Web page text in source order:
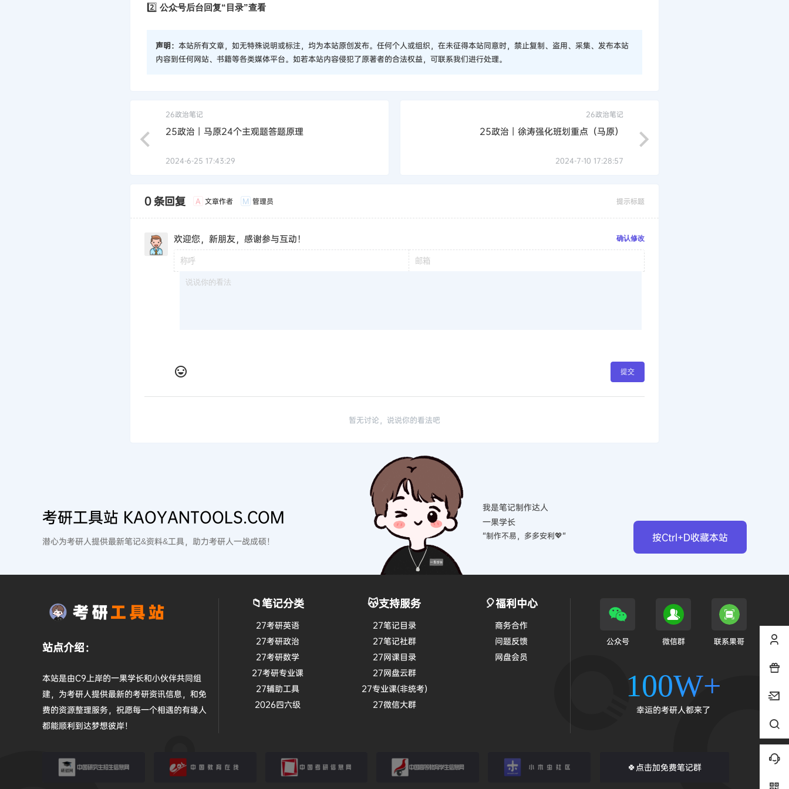
2️⃣ 公众号后台回复“目录”查看
声明： 本站所有文章，如无特殊说明或标注，均为本站原创发布。任何个人或组织，在未征得本站同意时，禁止复制、盗用、采集、发布本站
内容到任何网站、书籍等各类媒体平台。如若本站内容侵犯了原著者的合法权益，可联系我们进行处理。
26政治笔记
25政治丨马原24个主观题答题原理
2024-6-25 17:43:29
26政治笔记
25政治丨徐涛强化班划重点（马原）
2024-7-10 17:28:57
0 条回复 A 文章作者 M 管理员 提示标题
欢迎您，新朋友，感谢参与互动！ 确认修改
提交
暂无讨论，说说你的看法吧
考研工具站 KAOYANTOOLS.COM
潜心为考研人提供最新笔记&资料&工具，助力考研人一战成硕！ 按Ctrl+D收藏本站
我是笔记制作达人
一果学长
“制作不易，多多安利💖”
站点介绍：
本站是由C9上岸的一果学长和小伙伴共同组
建，为考研人提供最新的考研资讯信息，和免
费的资源整理服务，祝愿每一个相遇的有缘人
都能顺利到达梦想彼岸！
📁笔记分类
27考研英语
27考研政治
27考研数学
27考研专业课
27辅助工具
2026四六级
😽支持服务
27笔记目录
27笔记社群
27网课目录
27网盘云群
27专业课(非统考)
27微信大群
🎈福利中心
商务合作
问题反馈
网盘会员
公众号 微信群 联系果哥
100W+
幸运的考研人都来了
🍀点击加免费笔记群